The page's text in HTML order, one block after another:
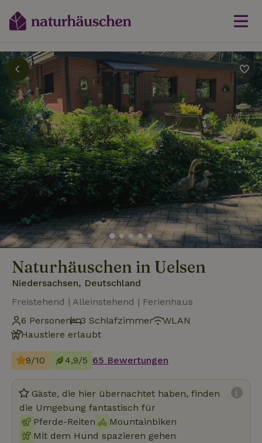
Naturhäuschen in Uelsen
Niedersachsen, Deutschland
Freistehend | Alleinstehend | Ferienhaus
6 Personen
3 Schlafzimmer
WLAN
Haustiere erlaubt
9/10 4,9/5 65 Bewertungen
Gäste, die hier übernachtet haben, finden
die Umgebung fantastisch für
Pferde-Reiten
Mountainbiken
Mit dem Hund spazieren gehen